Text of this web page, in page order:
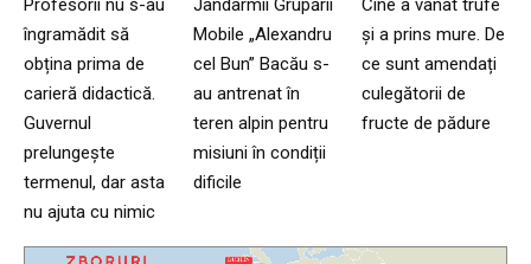
Profesorii nu s-au
îngramădit să
obțina prima de
carieră didactică.
Guvernul
prelungește
termenul, dar asta
nu ajuta cu nimic
Jandarmii Grupării
Mobile „Alexandru
cel Bun” Bacău s-
au antrenat în
teren alpin pentru
misiuni în condiții
dificile
Cine a vânat trufe
și a prins mure. De
ce sunt amendați
culegătorii de
fructe de pădure